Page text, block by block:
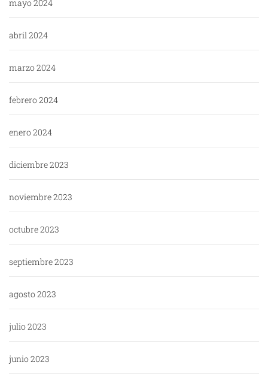
mayo 2024
abril 2024
marzo 2024
febrero 2024
enero 2024
diciembre 2023
noviembre 2023
octubre 2023
septiembre 2023
agosto 2023
julio 2023
junio 2023